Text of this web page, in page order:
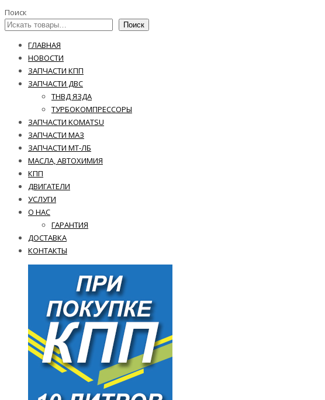
Поиск
Поиск
ГЛАВНАЯ
НОВОСТИ
ЗАПЧАСТИ КПП
ЗАПЧАСТИ ДВС
ТНВД ЯЗДА
ТУРБОКОМПРЕССОРЫ
ЗАПЧАСТИ KOMATSU
ЗАПЧАСТИ МАЗ
ЗАПЧАСТИ МТ-ЛБ
МАСЛА, АВТОХИМИЯ
КПП
ДВИГАТЕЛИ
УСЛУГИ
О НАС
ГАРАНТИЯ
ДОСТАВКА
КОНТАКТЫ